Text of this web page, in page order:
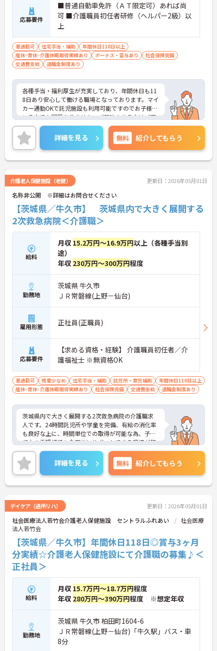
応募要件
■普通自動車免許（ＡＴ限定可）あれば尚
可 ■介護職員初任者研修（ヘルパー2級）以
上
車通勤可 住宅手当・補助
年間休日110日以上
産休･育休･介護休暇取得実績あり
ボーナス・賞与あり
社会保険完備
交通費支給
退職金制度あり
各種手当・福利厚生が充実しており、年間休日も11
8日あり安心して働ける職場となっております。マイ
カー通勤OKで託児施設も利用可能ですのでお子様の
いる方でも問題ありません。ご興味のある方はご面
接ポイントお伝えしますのでご気軽にお問い合わせ
ください。
詳細を見る 無料 紹介してもらう
介護老人保健施設（老健） 更新日：2026年05月01日
名称非公開 ※詳細はお問合せください
【茨城県／牛久市】 茨城県内で大きく展開する
2次救急病院＜介護職＞
給料
月収 15.2万円～16.9万円以上（各種手当別
途）
年収 230万円～300万円程度
勤務地
茨城県 牛久市
ＪＲ常磐線(上野－仙台)
雇用形態 正社員(正職員)
応募要件
【求める資格・経験】 介護職員初任者／介
護福祉士 ※無資格OK
車通勤可 残業少なめ 住宅手当・補助 託児所・育児補助
年間休日110日以上
産休･育休･介護休暇取得実績あり
社会保険完備 交通費支給 退職金制度あり
茨城県内で大きく展開する2次救急病院の介護職求
人です。24時間託児所や学童を完備、有給の消化率
も良好な上に、時間単位での取得が可能な為、子育
て中の看護師様も全面的にサポートできる環境が整
っています。また寮も使うことができ、遠方からの
方も入職が可能です。ご興味のある方には、面接対
策ポイントなど、さらに詳細をお話しいたしますの
で、お気軽にご相談ください。
詳細を見る 無料 紹介してもらう
デイケア（通所リハ） 更新日：2026年05月01日
社会医療法人若竹会介護老人保健施設 セントラルふれあい
社会医療
法人若竹会
【茨城県／牛久市】年間休日118日◎賞与3ヶ月
分実績☆介護老人保健施設にて介護職の募集♪＜
正社員＞
給料
月収 15.7万円～18.7万円程度
年収 280万円～390万円程度 ※想定年収
勤務地
茨城県 牛久市 柏田町1604-6
ＪＲ常磐線(上野－仙台)「牛久駅」バス・車
8分